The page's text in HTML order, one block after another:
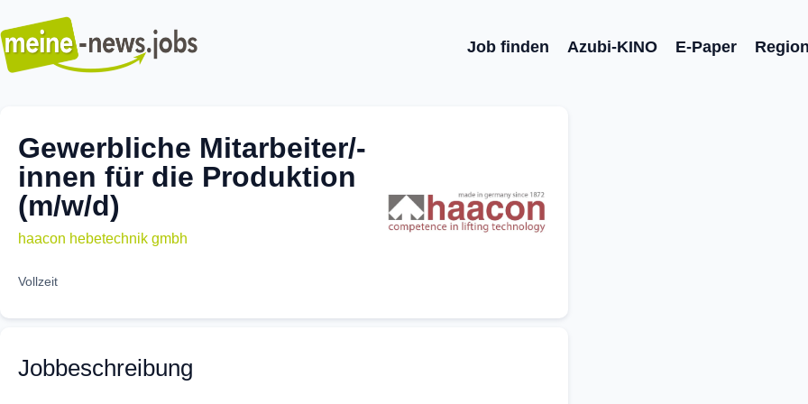
Job finden Azubi-KINO E-Paper
Gewerbliche Mitarbeiter/-
innen für die Produktion
(m/w/d)
haacon hebetechnik gmbh
Vollzeit
Jobbeschreibung